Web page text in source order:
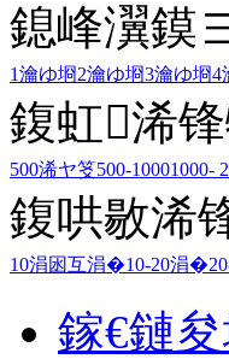
鎴峰瀷鏌
1瀹ゆ埛2瀹ゆ埛3瀹ゆ埛4
鍑虹浠
500浠ヤ笅500-10001000-
鍑哄敭浠
10涓囦互涓�10-20涓�
鎵€鏈